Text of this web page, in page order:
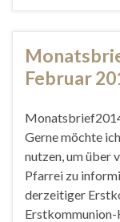
Februar
Gerne möchte
nutzen, um über
Pfarrei zu
derzeitiger